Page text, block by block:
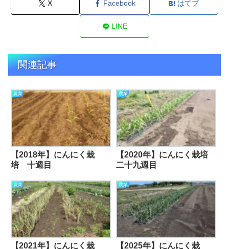
X Facebook はてブ
LINE
関連記事
農業
【2018年】にんにく栽
培 十週目
農業
【2020年】にんにく栽培
二十九週目
農業
【2021年】にんにく栽
農業
【2025年】にんにく栽